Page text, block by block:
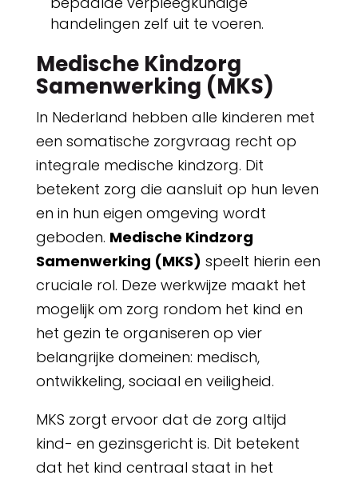
handelingen zelf uit te voeren.
Medische Kindzorg
Samenwerking (MKS)
In Nederland hebben alle kinderen met
een somatische zorgvraag recht op
integrale medische kindzorg. Dit
betekent zorg die aansluit op hun leven
en in hun eigen omgeving wordt
geboden. Medische Kindzorg
Samenwerking (MKS) speelt hierin een
cruciale rol. Deze werkwijze maakt het
mogelijk om zorg rondom het kind en
het gezin te organiseren op vier
belangrijke domeinen: medisch,
ontwikkeling, sociaal en veiligheid.
MKS zorgt ervoor dat de zorg altijd
kind- en gezinsgericht is. Dit betekent
dat het kind centraal staat in het